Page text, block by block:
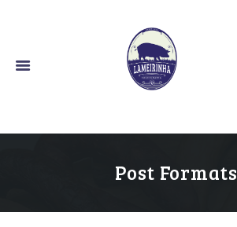
Post Formats